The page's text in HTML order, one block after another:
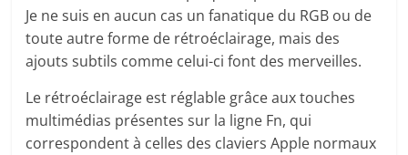
Je ne suis en aucun cas un fanatique du RGB ou de
toute autre forme de rétroéclairage, mais des
ajouts subtils comme celui-ci font des merveilles.
Le rétroéclairage est réglable grâce aux touches
multimédias présentes sur la ligne Fn, qui
correspondent à celles des claviers Apple normaux